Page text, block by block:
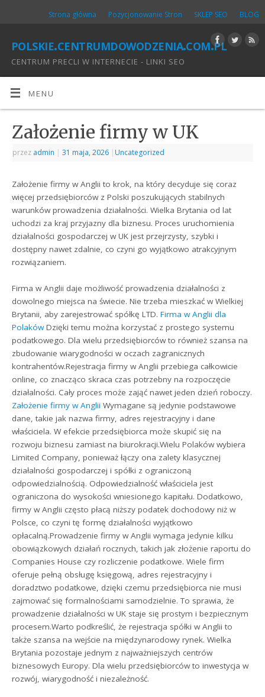
Strona główna Pozycjonowanie Stron SKLEP SEO BLOG
polskie.centrumdowodzenia.com.pl
CENTRUM PRECLI W INTERNECIE - LINKI SEO
MENU
Założenie firmy w UK
przez admin | 31 maja, 2026 | Uncategorized
Założenie firmy w Anglii to krok, na który decyduje się coraz
więcej przedsiębiorców z Polski poszukujących stabilnych
warunków prowadzenia działalności. Wielka Brytania od lat
uchodzi za kraj przyjazny dla biznesu. Proces uruchomienia
działalności gospodarczej w UK jest przejrzysty, szybki i
dostępny nawet zdalnie, co czyni go wyjątkowo atrakcyjnym
rozwiązaniem.
Firma w Anglii daje możliwość prowadzenia działalności z
dowolnego miejsca na świecie. Nie trzeba mieszkać w Wielkiej
Brytanii, aby zarejestrować spółkę LTD.Firma w Anglii dla
PolakówDzięki temu można korzystać z prostego systemu
podatkowego. Dla wielu przedsiębiorców to również szansa na
zbudowanie wiarygodności w oczach zagranicznych
kontrahentów.Rejestracja firmy w Anglii przebiega całkowicie
online, co znacząco skraca czas potrzebny na rozpoczęcie
działalności. Cały proces może zająć nawet jeden dzień roboczy.
Założenie firmy w Anglii Wymagane są jedynie podstawowe
dane, takie jak nazwa firmy, adres rejestracyjny i dane
właściciela. W efekcie przedsiębiorca może skupić się na
rozwoju biznesu zamiast na biurokracji.Wielu Polaków wybiera
Limited Company, ponieważ łączy ona zalety klasycznej
działalności gospodarczej i spółki z ograniczoną
odpowiedzialnością. Odpowiedzialność właściciela jest
ograniczona do wysokości wniesionego kapitału. Dodatkowo,
firmy w Anglii często płacą niższy podatek dochodowy niż w
Polsce, co czyni tę formę działalności wyjątkowo
opłacalną.Prowadzenie firmy w Anglii wymaga jedynie kilku
obowiązkowych działań rocznych, takich jak złożenie raportu do
Companies House czy rozliczenie podatkowe. Wiele firm
oferuje pełną obsługę księgową, adres rejestracyjny i
doradztwo podatkowe, dzięki czemu przedsiębiorca nie musi
zajmować się formalnościami samodzielnie. To sprawia, że
prowadzenie działalności w UK staje się prostym i bezpiecznym
procesem.Warto podkreślić, że rejestracja spółki w Anglii to
także szansa na wejście na międzynarodowy rynek. Wielka
Brytania pozostaje jednym z najważniejszych centrów
biznesowych Europy. Dla wielu przedsiębiorców to inwestycja w
rozwój, wiarygodność i niezależność.